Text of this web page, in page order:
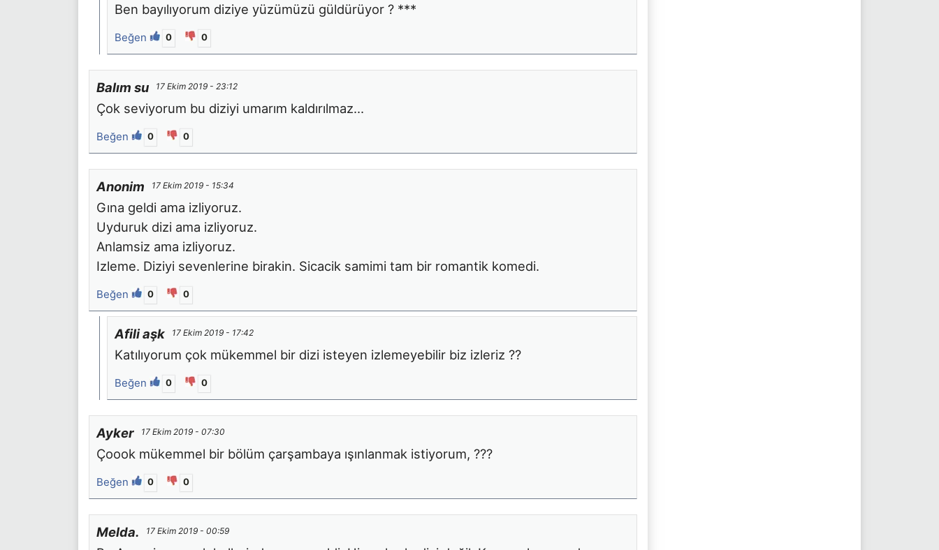
Ben bayılıyorum diziye yüzümüzü güldürüyor ? ***
Beğen 0 0
Balım su 17 Ekim 2019 - 23:12
Çok seviyorum bu diziyi umarım kaldırılmaz…
Beğen 0 0
Anonim 17 Ekim 2019 - 15:34
Gına geldi ama izliyoruz.
Uyduruk dizi ama izliyoruz.
Anlamsiz ama izliyoruz.
Izleme. Diziyi sevenlerine birakin. Sicacik samimi tam bir romantik komedi.
Beğen 0 0
Afili aşk 17 Ekim 2019 - 17:42
Katılıyorum çok mükemmel bir dizi isteyen izlemeyebilir biz izleriz ??
Beğen 0 0
Ayker 17 Ekim 2019 - 07:30
Çoook mükemmel bir bölüm çarşambaya ışınlanmak istiyorum, ???
Beğen 0 0
Melda. 17 Ekim 2019 - 00:59